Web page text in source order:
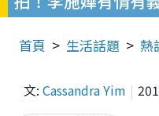
首頁 生活話題 熱
文: Cassandra Yim